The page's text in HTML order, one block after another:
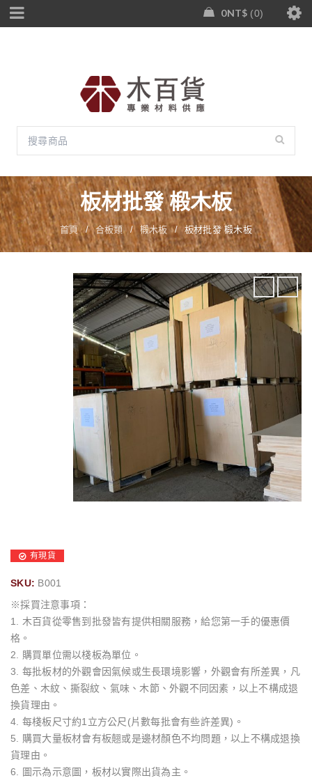
0NT$ 0
板材批發 椴木板
首頁 / 合板類 / 椴木板 / 板材批發 椴木板
有現貨
SKU: B001
※採買注意事項：
1. 木百貨從零售到批發皆有提供相關服務，給您第一手的優惠價
格。
2. 購買單位需以棧板為單位。
3. 每批板材的外觀會因氣候或生長環境影響，外觀會有所差異，凡
色差、木紋、撕裂紋、氣味、木節、外觀不同因素，以上不構成退
換貨理由。
4. 每棧板尺寸約1立方公尺(片數每批會有些許差異)。
5. 購買大量板材會有板翹或是邊材顏色不均問題，以上不構成退換
貨理由。
6. 圖示為示意圖，板材以實際出貨為主。